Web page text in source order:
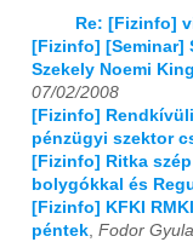
01 02 03 04
2014 01 02 03 04
2015 01 02 03 04
2016 01 02 03 04
2017 01 02 03 04
Re: [Fizinfo]
[Fizinfo] [Seminar]
Szekely Noemi
07/02/2008
[Fizinfo]
pénzügyi szektor
[Fizinfo] Ritka
bolygókkal és
[Fizinfo] KFKI
péntek, Fodor